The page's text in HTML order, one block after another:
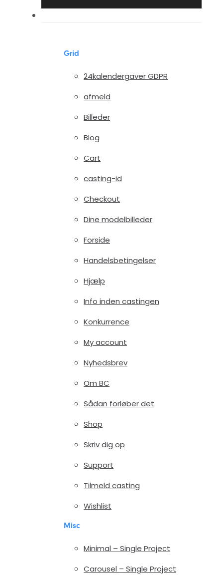
Grid
24kalendergaver GDPR
afmeld
Billeder
Blog
Cart
casting-id
Checkout
Dine modelbilleder
Forside
Handelsbetingelser
Hjælp
Info inden castingen
Konkurrence
My account
Nyhedsbrev
Om BC
Sådan forløber det
Shop
Skriv dig op
Support
Tilmeld casting
Wishlist
Misc
Minimal – Single Project
Carousel – Single Project